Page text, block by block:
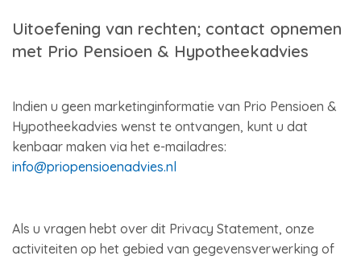
Uitoefening van rechten; contact opnemen
met Prio Pensioen & Hypotheekadvies
Indien u geen marketinginformatie van Prio Pensioen &
Hypotheekadvies wenst te ontvangen, kunt u dat
kenbaar maken via het e-mailadres:
info@priopensioenadvies.nl
Als u vragen hebt over dit Privacy Statement, onze
activiteiten op het gebied van gegevensverwerking of